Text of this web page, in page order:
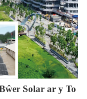
Solar ar y To